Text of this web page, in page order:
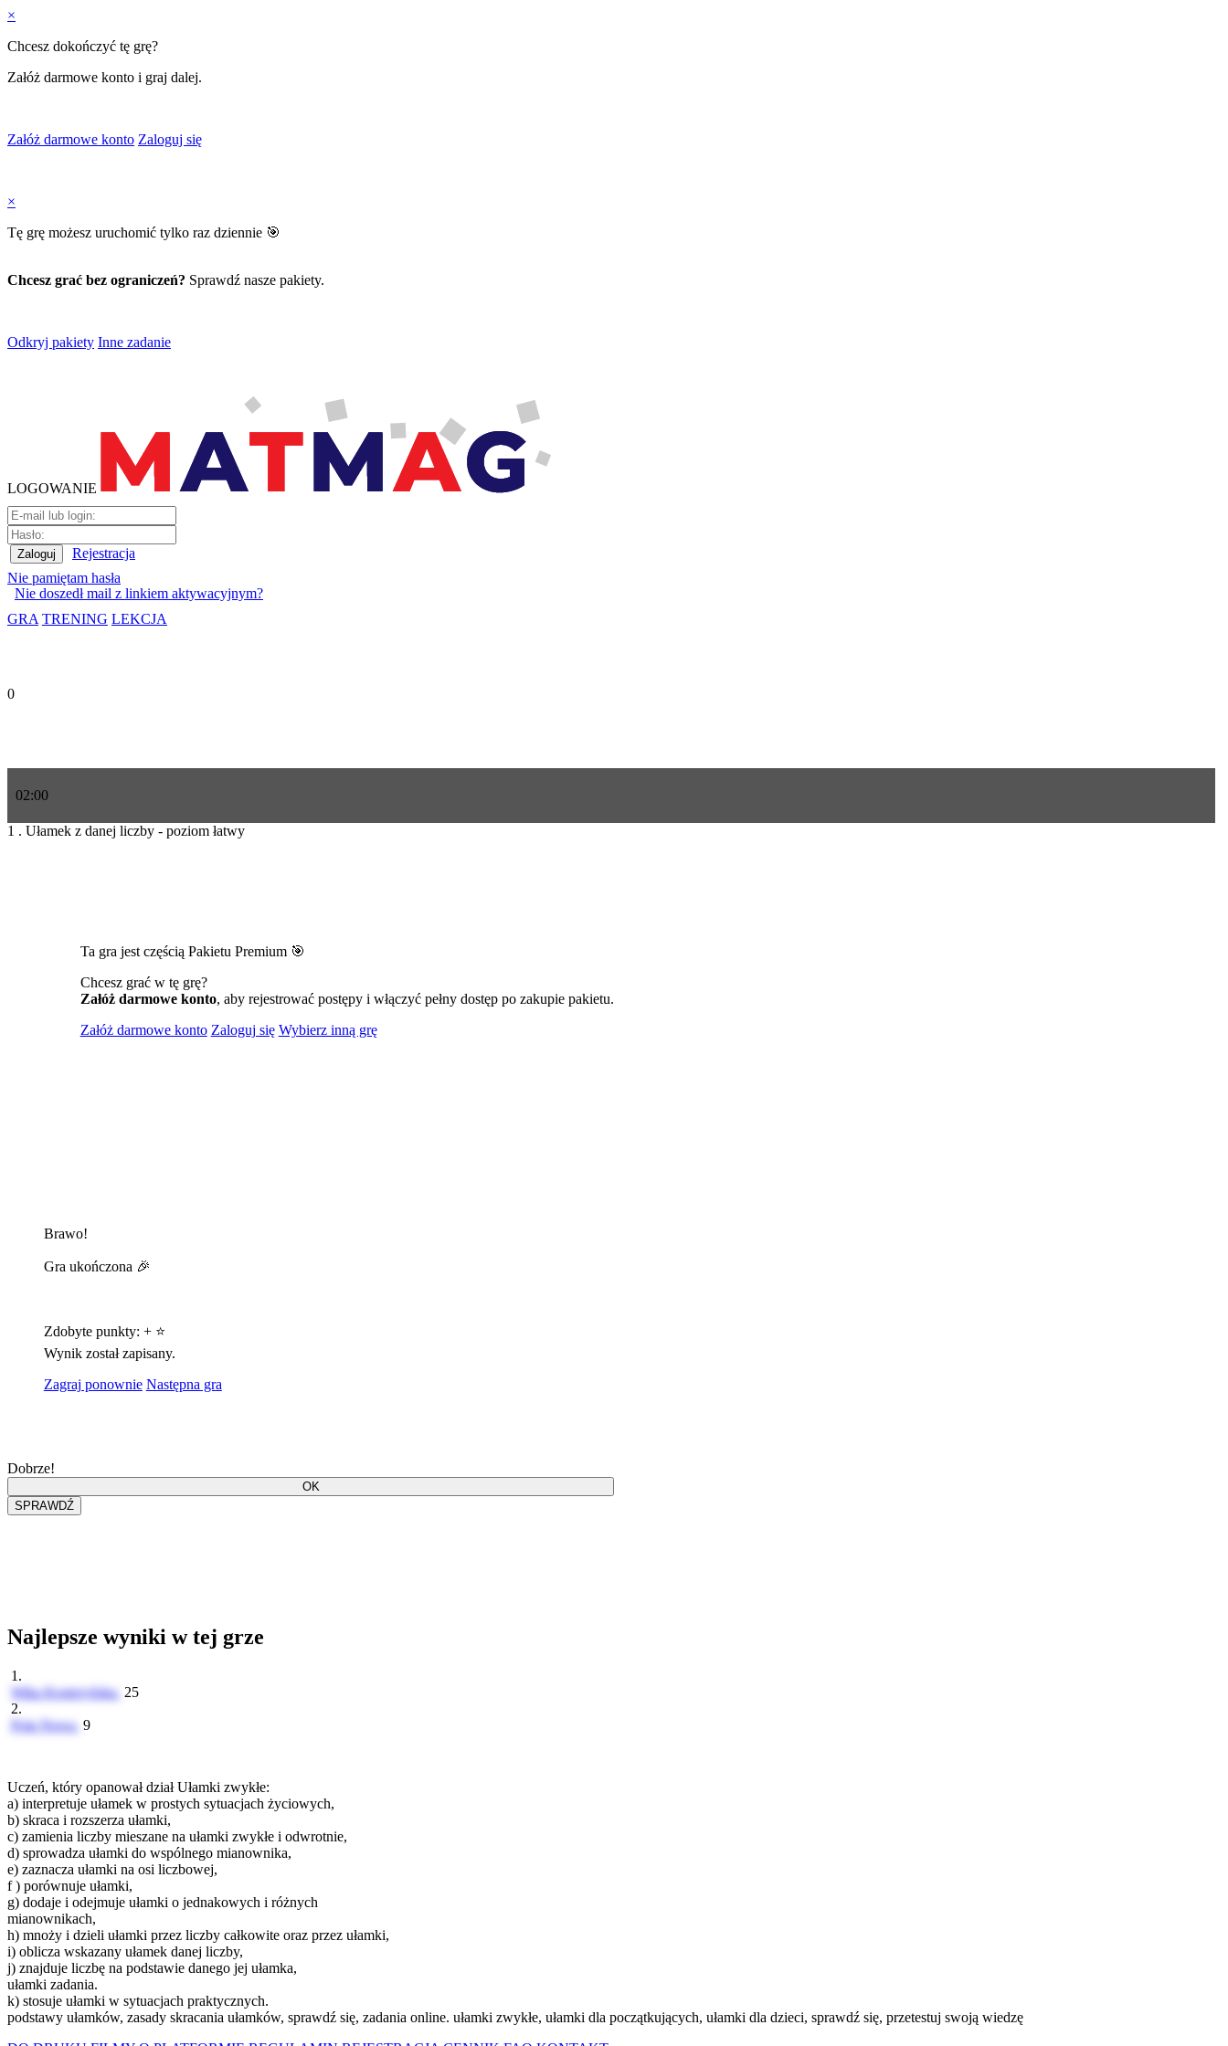
×
Chcesz dokończyć tę grę?
Załóż darmowe konto i graj dalej.
Załóż darmowe konto Zaloguj się
×
Tę grę możesz uruchomić tylko raz dziennie 🎯
Chcesz grać bez ograniczeń? Sprawdź nasze pakiety.
Odkryj pakiety Inne zadanie
LOGOWANIE
Rejestracja
Nie pamiętam hasła
Nie doszedł mail z linkiem aktywacyjnym?
GRA TRENING LEKCJA
0
02:00
1 . Ułamek z danej liczby - poziom łatwy
Ta gra jest częścią Pakietu Premium 🎯
Chcesz grać w tę grę?
Załóż darmowe konto, aby rejestrować postępy i włączyć pełny dostęp po zakupie pakietu.
Załóż darmowe konto Zaloguj się Wybierz inną grę
Brawo!
Gra ukończona 🎉
Zdobyte punkty: +⭐
Wynik został zapisany.
Zagraj ponownie Następna gra
Dobrze!
Najlepsze wyniki w tej grze
1.
Wika Kostrzyńska 25
2.
Pola Nowa 9
Uczeń, który opanował dział Ułamki zwykłe:
a) interpretuje ułamek w prostych sytuacjach życiowych,
b) skraca i rozszerza ułamki,
c) zamienia liczby mieszane na ułamki zwykłe i odwrotnie,
d) sprowadza ułamki do wspólnego mianownika,
e) zaznacza ułamki na osi liczbowej,
f ) porównuje ułamki,
g) dodaje i odejmuje ułamki o jednakowych i różnych
mianownikach,
h) mnoży i dzieli ułamki przez liczby całkowite oraz przez ułamki,
i) oblicza wskazany ułamek danej liczby,
j) znajduje liczbę na podstawie danego jej ułamka,
ułamki zadania.
k) stosuje ułamki w sytuacjach praktycznych.
podstawy ułamków, zasady skracania ułamków, sprawdź się, zadania online. ułamki zwykłe, ułamki dla początkujących, ułamki dla dzieci, sprawdź się, przetestuj swoją wiedzę